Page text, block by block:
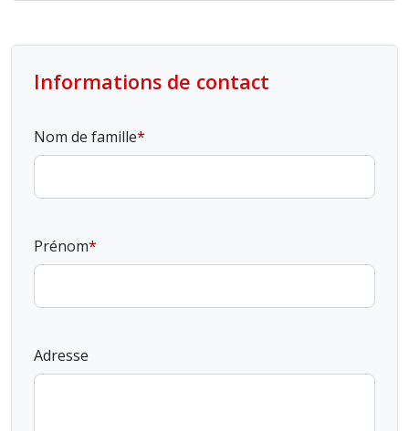
Informations de contact
Nom de famille
Prénom
Adresse